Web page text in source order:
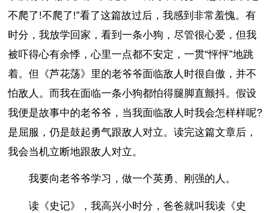
不爬了!不爬了!”看了这篇故过后，我感到非常羞愧。有
时分，我放学回家，看到一条小狗，尽管很心爱，但我
被吓得心有余悸，心里一点都不安定，一贯“怦怦”地跳
着。但《芦花荡》里的老爷爷面临敌人时很自傲，并不
怕敌人。而我在面临一条小狗都怕得腿脚直颤抖。假设
我便是故事中的老爷爷，当我面临敌人时我会怎样样呢?
是屈服，仍是鼓起勇气跟敌人对立。读完这篇文章后，
我会当机立断地跟敌人对立。
我要向老爷爷学习，做一个英勇、刚强的人。
读《史记》，我高兴小时分，爸爸就叫我读《史